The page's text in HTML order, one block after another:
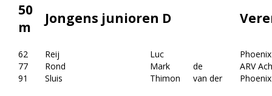
50
m
Jongens junioren D
62 Reij Luc
Phoenix
77
Rond Mark de
ARV
91
Sluis Thimon van der Phoenix